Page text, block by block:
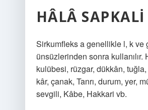
HÂLÂ
Sirkumfleks a genellikle l, k ve
ünsüzlerinden sonra kullanılır.
kulübesi, rüzgar, dükkân, tuğla,
kâr, çanak, Tanrı, durum, yer,
sevgili, Kâbe, Hakkari vb.